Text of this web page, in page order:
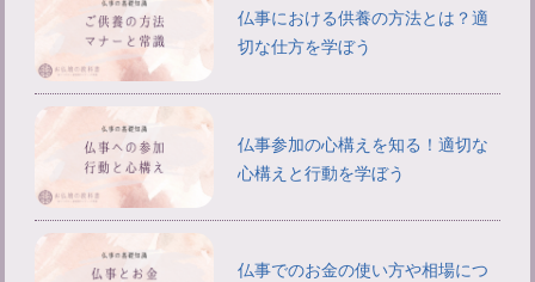
仏事における供養の方法とは？適
切な仕方を学ぼう
仏事参加の心構えを知る！適切な
心構えと行動を学ぼう
仏事でのお金の使い方や相場につ